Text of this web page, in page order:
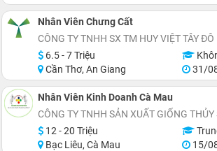
Nhân Viên Chưng Cất
CÔNG TY TNHH SX TM HUY VIỆT TÂY ĐÔ
6.5 - 7 Triệu
Cần Thơ, An Giang
31/
Nhân Viên Kinh Doanh Cà Mau
12 - 20 Triệu
Bạc Liêu, Cà Mau
15/